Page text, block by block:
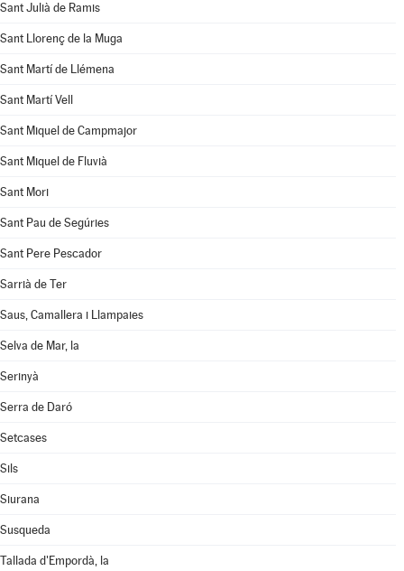
Sant Julià de Ramis
Sant Llorenç de la Muga
Sant Martí de Llémena
Sant Martí Vell
Sant Miquel de Campmajor
Sant Miquel de Fluvià
Sant Mori
Sant Pau de Segúries
Sant Pere Pescador
Sarrià de Ter
Saus, Camallera i Llampaies
Selva de Mar, la
Serinyà
Serra de Daró
Setcases
Sils
Siurana
Susqueda
Tallada d'Empordà, la